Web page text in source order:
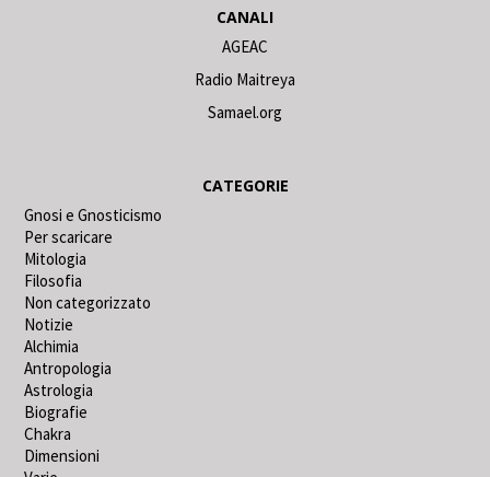
CANALI
AGEAC
Radio Maitreya
Samael.org
CATEGORIE
Gnosi e Gnosticismo
Per scaricare
Mitologia
Filosofia
Non categorizzato
Notizie
Alchimia
Antropologia
Astrologia
Biografie
Chakra
Dimensioni